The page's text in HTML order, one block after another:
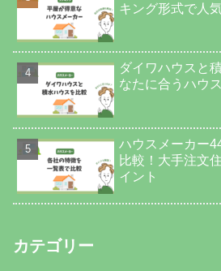
キング形式で人
ダイワハウスと
なたに合うハウ
ハウスメーカー
比較！大手注文
イント
カテゴリー